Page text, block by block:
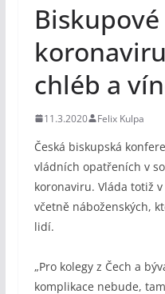
chléb a
11.3.2020 Felix Kulpa
Česká biskupská
vládních opatřeních v
koronaviru. Vláda totiž
včetně náboženských,
lidí.
„Pro kolegy z Čech a
komplikace nebude,